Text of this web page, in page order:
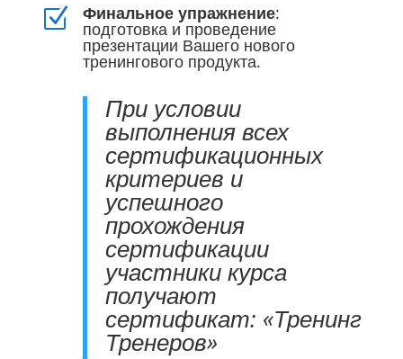
Z Финальное упражнение:
подготовка и проведение
презентации Вашего нового
тренингового продукта.
При условии
выполнения всех
сертификационных
критериев и
успешного
прохождения
сертификации
участники курса
получают
сертификат: «Тренинг
Тренеров»